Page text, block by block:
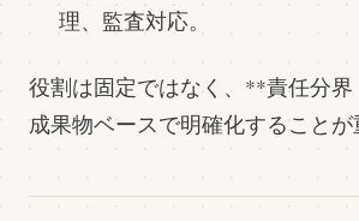
理、監査対応。
役割は固定ではなく、**責任分
成果物ベースで明確化することが